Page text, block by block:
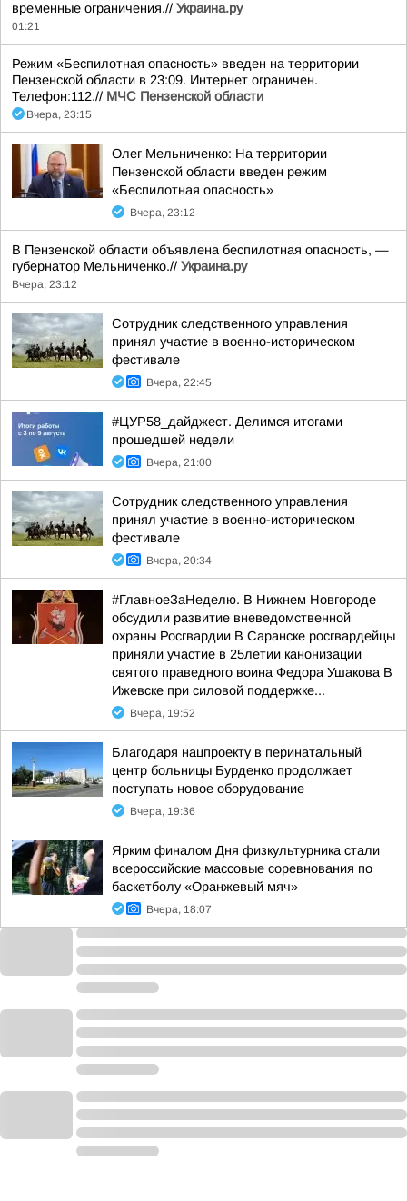
временные ограничения.// Украина.ру
01:21
Режим «Беспилотная опасность» введен на территории
Пензенской области в 23:09. Интернет ограничен.
Телефон:112.// МЧС Пензенской области
Вчера, 23:15
Олег Мельниченко: На территории
Пензенской области введен режим
«Беспилотная опасность»
Вчера, 23:12
В Пензенской области объявлена беспилотная опасность, —
губернатор Мельниченко.// Украина.ру
Вчера, 23:12
Сотрудник следственного управления
принял участие в военно-историческом
фестивале
Вчера, 22:45
#ЦУР58_дайджест. Делимся итогами
прошедшей недели
Вчера, 21:00
Сотрудник следственного управления
принял участие в военно-историческом
фестивале
Вчера, 20:34
#ГлавноеЗаНеделю. В Нижнем Новгороде
обсудили развитие вневедомственной
охраны Росгвардии В Саранске росгвардейцы
приняли участие в 25летии канонизации
святого праведного воина Федора Ушакова В
Ижевске при силовой поддержке...
Вчера, 19:52
Благодаря нацпроекту в перинатальный
центр больницы Бурденко продолжает
поступать новое оборудование
Вчера, 19:36
Ярким финалом Дня физкультурника стали
всероссийские массовые соревнования по
баскетболу «Оранжевый мяч»
Вчера, 18:07